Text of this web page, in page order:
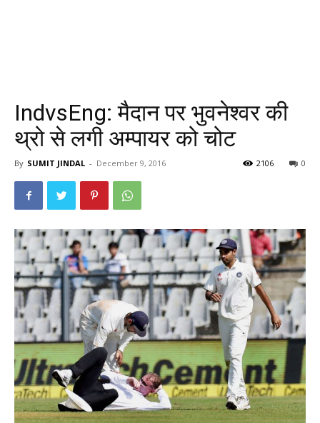
IndvsEng: मैदान पर भुवनेश्वर की
थ्रो से लगी अम्पायर को चोट
By SUMIT JINDAL - December 9, 2016 0
2106